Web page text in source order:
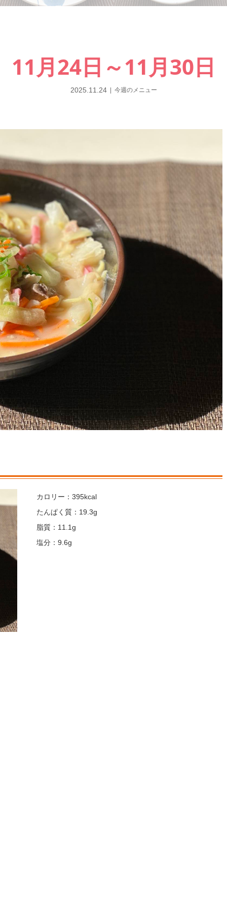
11月24日～11月30日
2025.11.24 今週のメニュー
カロリー：395kcal
たんぱく質：19.3g
脂質：11.1g
塩分：9.6g